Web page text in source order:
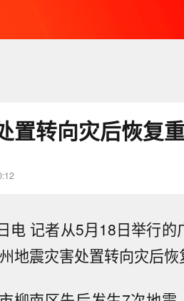
置转向灾后恢复
电 记者从5月18日举行的
地震灾害处置转向灾后恢